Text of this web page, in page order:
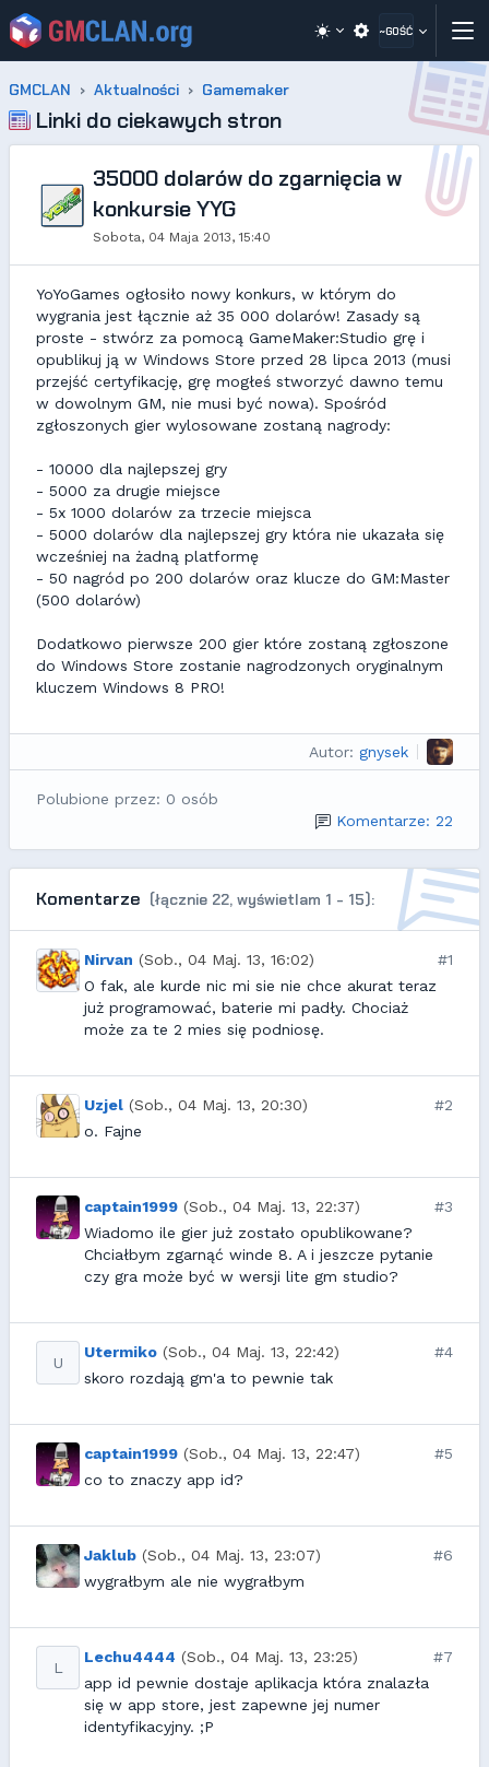
~GOŚĆ
GMCLAN Aktualności Gamemaker
Linki do ciekawych stron
35000 dolarów do zgarnięcia w
konkursie YYG
Sobota, 04 Maja 2013, 15:40
YoYoGames ogłosiło nowy konkurs, w którym do
wygrania jest łącznie aż 35 000 dolarów! Zasady są
proste - stwórz za pomocą GameMaker:Studio grę i
opublikuj ją w Windows Store przed 28 lipca 2013 (musi
przejść certyfikację, grę mogłeś stworzyć dawno temu
w dowolnym GM, nie musi być nowa). Spośród
zgłoszonych gier wylosowane zostaną nagrody:
- 10000 dla najlepszej gry
- 5000 za drugie miejsce
- 5x 1000 dolarów za trzecie miejsca
- 5000 dolarów dla najlepszej gry która nie ukazała się
wcześniej na żadną platformę
- 50 nagród po 200 dolarów oraz klucze do GM:Master
(500 dolarów)
Dodatkowo pierwsze 200 gier które zostaną zgłoszone
do Windows Store zostanie nagrodzonych oryginalnym
kluczem Windows 8 PRO!
Autor: gnysek
Polubione przez: 0 osób
Komentarze: 22
Komentarze (łącznie 22, wyświetlam 1 - 15):
Nirvan (Sob., 04 Maj. 13, 16:02)
#1
O fak, ale kurde nic mi sie nie chce akurat teraz
już programować, baterie mi padły. Chociaż
może za te 2 mies się podniosę.
Uzjel (Sob., 04 Maj. 13, 20:30)
#2
o. Fajne
captain1999 (Sob., 04 Maj. 13, 22:37)
#3
Wiadomo ile gier już zostało opublikowane?
Chciałbym zgarnąć winde 8. A i jeszcze pytanie
czy gra może być w wersji lite gm studio?
U
Utermiko (Sob., 04 Maj. 13, 22:42)
#4
skoro rozdają gm'a to pewnie tak
captain1999 (Sob., 04 Maj. 13, 22:47)
#5
co to znaczy app id?
Jaklub (Sob., 04 Maj. 13, 23:07)
#6
wygrałbym ale nie wygrałbym
L
Lechu4444 (Sob., 04 Maj. 13, 23:25)
#7
app id pewnie dostaje aplikacja która znalazła
się w app store, jest zapewne jej numer
identyfikacyjny. ;P